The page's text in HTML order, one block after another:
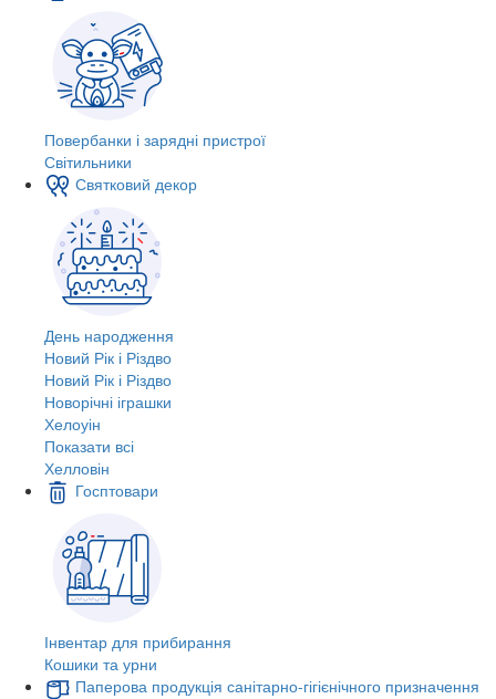
Повербанки і зарядні пристрої
Світильники
Святковий декор
День народження
Новий Рік і Різдво
Новий Рік і Різдво
Новорічні іграшки
Хелоуін
Показати всі
Хелловін
Госптовари
Інвентар для прибирання
Кошики та урни
Паперова продукція санітарно-гігієнічного призначення